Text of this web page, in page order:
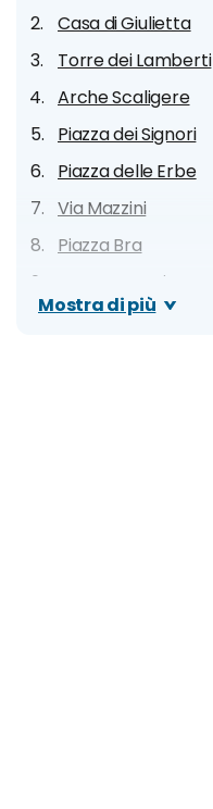
Casa di Giulietta
Torre dei Lamberti
Arche Scaligere
Piazza dei Signori
Piazza delle Erbe
Via Mazzini
Piazza Bra
Porta Borsari
Castelvecchio
Mostra di più